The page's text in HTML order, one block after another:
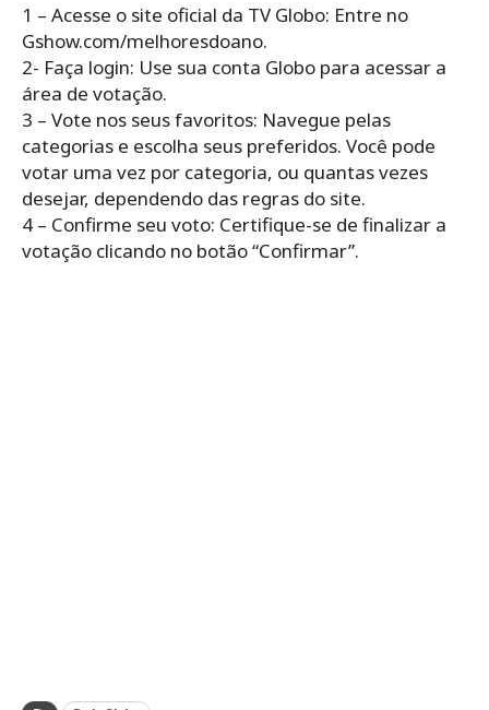
1 – Acesse o site oficial da TV Globo: Entre no
Gshow.com/melhoresdoano.
2- Faça login: Use sua conta Globo para acessar a
área de votação.
3 – Vote nos seus favoritos: Navegue pelas
categorias e escolha seus preferidos. Você pode
votar uma vez por categoria, ou quantas vezes
desejar, dependendo das regras do site.
4 – Confirme seu voto: Certifique-se de finalizar a
votação clicando no botão “Confirmar”.